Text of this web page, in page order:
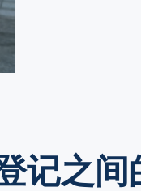
记之间